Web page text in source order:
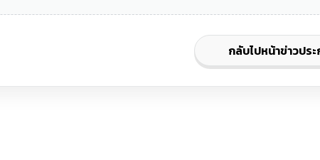
กลับไปหน้าข่าวประ